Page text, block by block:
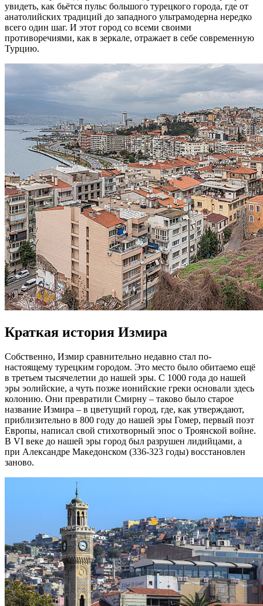
увидеть, как бьётся пульс большого турецкого города, где от
анатолийских традиций до западного ультрамодерна нередко
всего один шаг. И этот город со всеми своими
противоречиями, как в зеркале, отражает в себе современную
Турцию.
Краткая история Измира
Собственно, Измир сравнительно недавно стал по-
настоящему турецким городом. Это место было обитаемо ещё
в третьем тысячелетии до нашей эры. С 1000 года до нашей
эры эолийские, а чуть позже ионийские греки основали здесь
колонию. Они превратили Смирну – таково было старое
название Измира – в цветущий город, где, как утверждают,
приблизительно в 800 году до нашей эры Гомер, первый поэт
Европы, написал свой стихотворный эпос о Троянской войне.
В VI веке до нашей эры город был разрушен лидийцами, а
при Александре Македонском (336-323 годы) восстановлен
заново.